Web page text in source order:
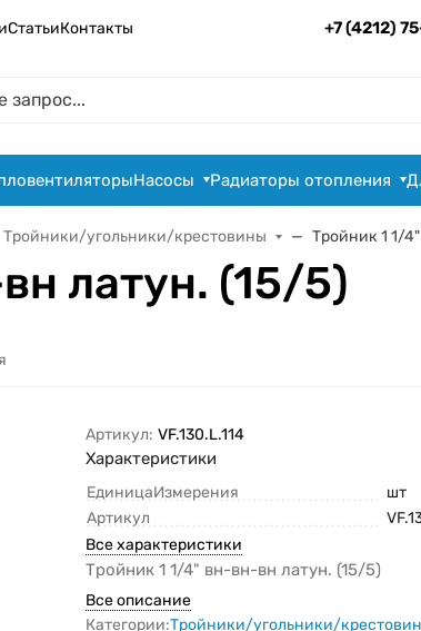
СтатьиКонтакты +7 (4212)
Насосы Радиаторы отопления
Тройники/угольники/крестовины Тройник 1 1/
латун. (15/5)
Артикул: VF.130.L.114
Характеристики
ЕдиницаИзмерения
шт
Артикул
Все характеристики
Тройник 1 1/4" вн-вн-вн латун. (15/5)
Все описание
Категории:Тройники/угольники/